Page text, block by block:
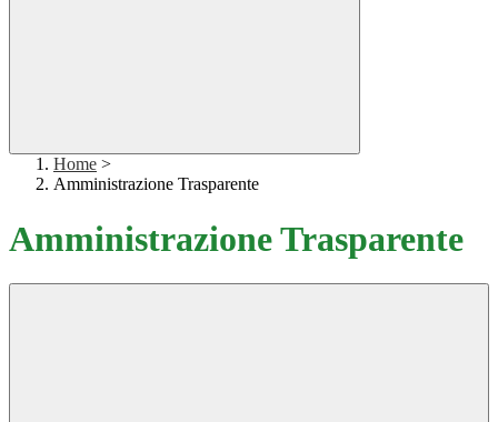
Home >
Amministrazione Trasparente
Amministrazione Trasparente